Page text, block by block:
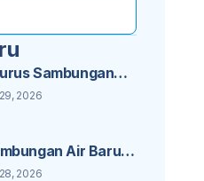
Sambungan
Kos Anda
2026
Air Baru
Ditunda Lagi
2026